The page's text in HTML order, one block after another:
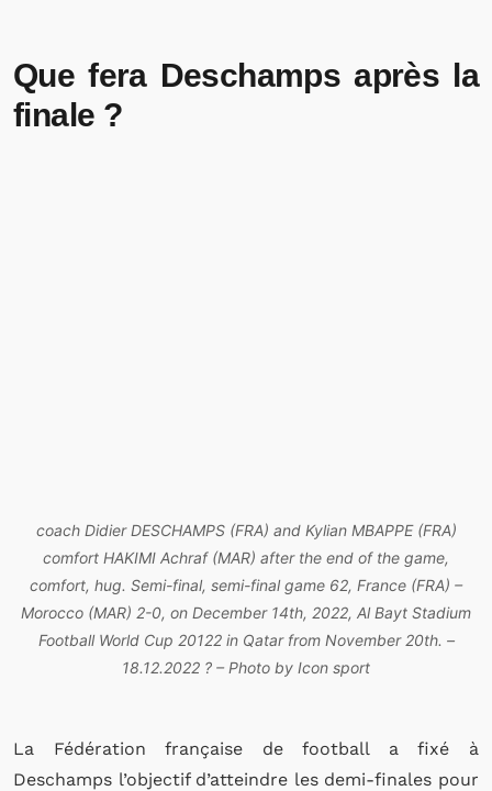
Que fera Deschamps après la
finale ?
coach Didier DESCHAMPS (FRA) and Kylian MBAPPE (FRA)
comfort HAKIMI Achraf (MAR) after the end of the game,
comfort, hug. Semi-final, semi-final game 62, France (FRA) –
Morocco (MAR) 2-0, on December 14th, 2022, Al Bayt Stadium
Football World Cup 20122 in Qatar from November 20th. –
18.12.2022 ? – Photo by Icon sport
La Fédération française de football a fixé à
Deschamps l’objectif d’atteindre les demi-finales pour